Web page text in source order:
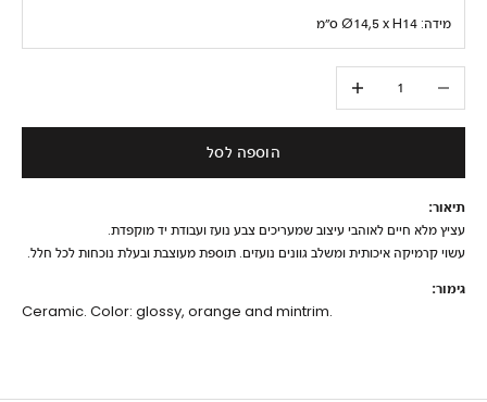
מידה: Ø14,5 x H14 ס״מ
הוספה לסל
תיאור:
עציץ מלא חיים לאוהבי עיצוב שמעריכים צבע נועז ועבודת יד מוקפדת.
עשוי קרמיקה איכותית ומשלב גוונים נועזים. תוספת מעוצבת ובעלת נוכחות לכל חלל.
גימור:
Ceramic. Color: glossy, orange and mintrim.